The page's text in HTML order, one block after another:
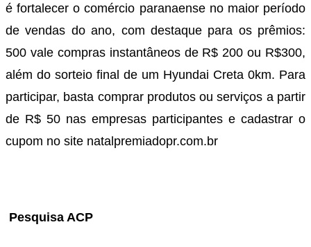
é fortalecer o comércio paranaense no maior período
de vendas do ano, com destaque para os prêmios:
500 vale compras instantâneos de R$ 200 ou R$300,
além do sorteio final de um Hyundai Creta 0km. Para
participar, basta comprar produtos ou serviços a partir
de R$ 50 nas empresas participantes e cadastrar o
cupom no site natalpremiadopr.com.br
Pesquisa ACP